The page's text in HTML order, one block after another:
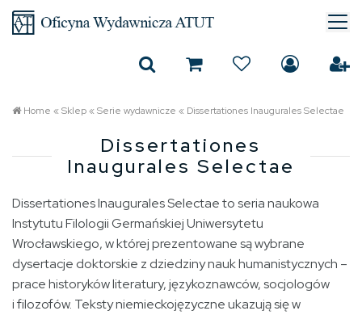
Home «Sklep«Serie wydawnicze « Dissertationes Inaugurales Selectae
Dissertationes
Inaugurales Selectae
Dissertationes Inaugurales Selectae to seria naukowa
Instytutu Filologii Germańskiej Uniwersytetu
Wrocławskiego, w której prezentowane są wybrane
dysertacje doktorskie z dziedziny nauk humanistycznych –
prace historyków literatury, językoznawców, socjologów
i filozofów. Teksty niemieckojęzyczne ukazują się w